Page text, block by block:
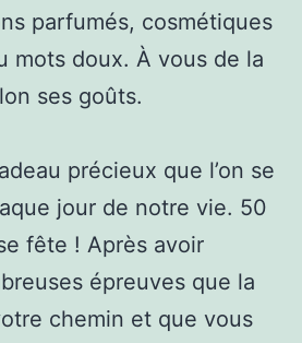
parfumés, cosmétiques
mots doux. À vous de la
ses goûts.
précieux que l’on se
jour de notre vie. 50
fête ! Après avoir
épreuves que la
chemin et que vous